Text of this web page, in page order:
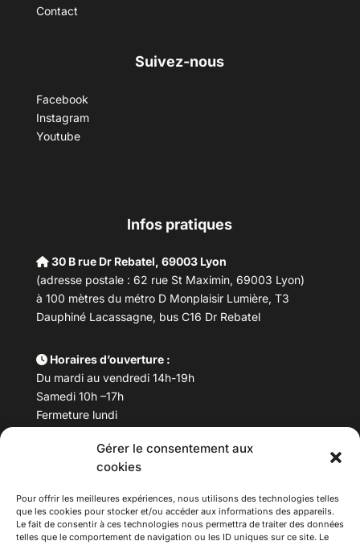
Gérer le consentement aux
cookies
Pour offrir les meilleures expériences, nous utilisons des technologies telles
que les cookies pour stocker et/ou accéder aux informations des appareils.
Le fait de consentir à ces technologies nous permettra de traiter des données
telles que le comportement de navigation ou les ID uniques sur ce site. Le
Contact
Suivez-nous
Facebook
Instagram
Youtube
Infos pratiques
30 B rue Dr Rebatel, 69003 Lyon
(adresse postale : 62 rue St Maximin, 69003 Lyon)
à 100 mètres du métro D Monplaisir Lumière, T3
Dauphiné Lacassagne, bus C16 Dr Rebatel
Horaires d’ouverture :
Du mardi au vendredi 14h-19h
Samedi 10h –17h
Fermeture lundi
Téléphone : 04 78 53 06 40
maisondesculturesasiatiques@asiexpo.com